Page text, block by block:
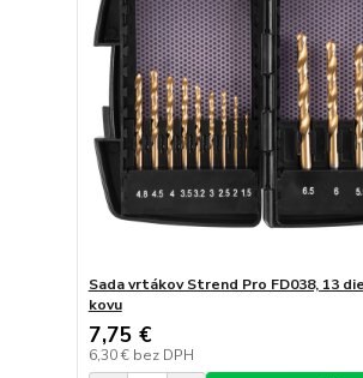
Sada vrtákov Strend Pro FD038, 13
kovu
7,75 €
6,30 € bez DPH